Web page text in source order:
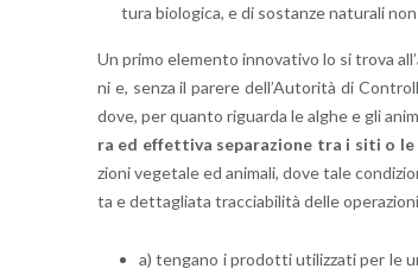
tu­ra bio­lo­g­i­ca, e di so­stan­ze na­tu­ra­li
Un primo ele­men­to in­no­va­ti­vo lo si trova
ni e, senza il pa­re­re del­l’Au­to­ri­tà di
dove, per quan­to ri­guar­da le alghe e gli
ra ed ef­fet­ti­va se­pa­ra­zio­ne tra i siti o
zio­ni ve­ge­ta­le ed ani­ma­li, dove tale
ta e det­ta­glia­ta trac­cia­bi­li­tà delle
a) ten­ga­no i pro­dot­ti uti­liz­za­ti per le